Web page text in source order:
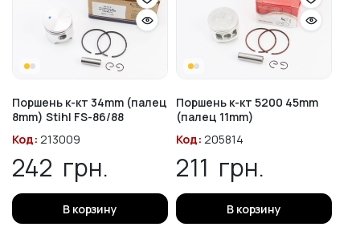
Поршень к-кт 34mm (палец
8mm) Stihl FS-86/88
Код: 213009
242 грн.
В корзину
Поршень к-кт 5200 45mm
(палец 11mm)
Код: 205814
211 грн.
В корзину